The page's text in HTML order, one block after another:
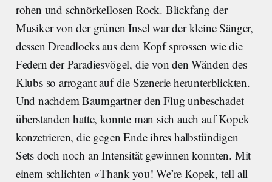
rohen und schnörkellosen Rock. Blickfang der
Musiker von der grünen Insel war der kleine Sänger,
dessen Dreadlocks aus dem Kopf sprossen wie die
Federn der Paradiesvögel, die von den Wänden des
Klubs so arrogant auf die Szenerie herunterblickten.
Und nachdem Baumgartner den Flug unbeschadet
überstanden hatte, konnte man sich auch auf Kopek
konzetrieren, die gegen Ende ihres halbstündigen
Sets doch noch an Intensität gewinnen konnten. Mit
einem schlichten «Thank you! We’re Kopek, tell all